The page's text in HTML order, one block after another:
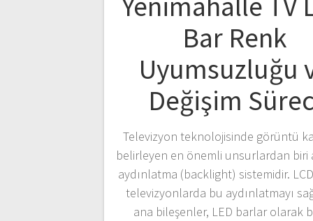
Bar Renk
Uyumsuzluğu
Değişim
Televizyon teknolojisinde görüntü
belirleyen en önemli unsurlardan biri
aydınlatma (backlight) sistemidir.
televizyonlarda bu aydınlatmayı
ana bileşenler, LED barlar olarak